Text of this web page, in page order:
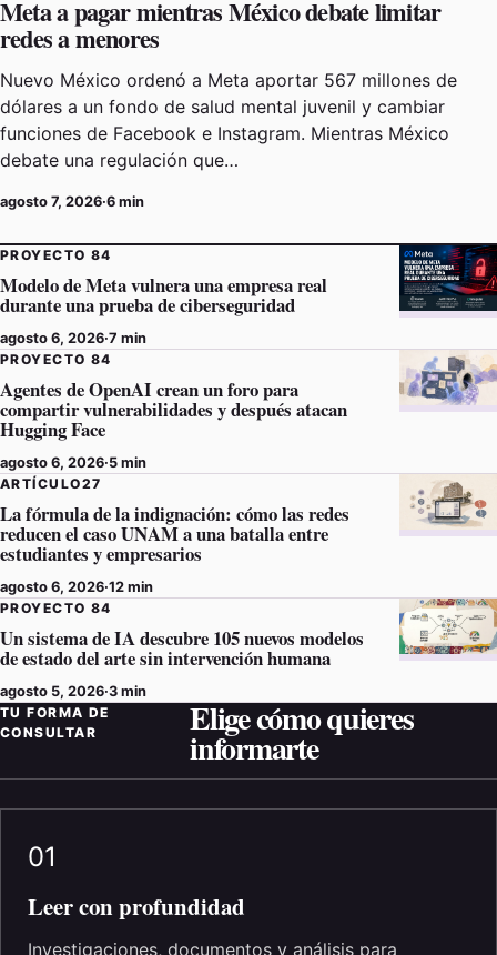
Meta a pagar mientras México debate limitar
redes a menores
Nuevo México ordenó a Meta aportar 567 millones de
dólares a un fondo de salud mental juvenil y cambiar
funciones de Facebook e Instagram. Mientras México
debate una regulación que…
agosto 7, 2026·6 min
PROYECTO 84
Modelo de Meta vulnera una empresa real
durante una prueba de ciberseguridad
agosto 6, 2026·7 min
PROYECTO 84
Agentes de OpenAI crean un foro para
compartir vulnerabilidades y después atacan
Hugging Face
agosto 6, 2026·5 min
ARTÍCULO27
La fórmula de la indignación: cómo las redes
reducen el caso UNAM a una batalla entre
estudiantes y empresarios
agosto 6, 2026·12 min
PROYECTO 84
Un sistema de IA descubre 105 nuevos modelos
de estado del arte sin intervención humana
agosto 5, 2026·3 min
TU FORMA DE
CONSULTAR
Elige cómo quieres
informarte
01
Leer con profundidad
Investigaciones, documentos y análisis para